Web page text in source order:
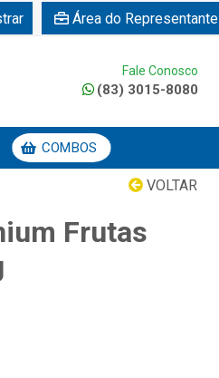
Área do Representante
Fale Conosco
(83) 3015-8080
COMBOS
VOLTAR
Frutas